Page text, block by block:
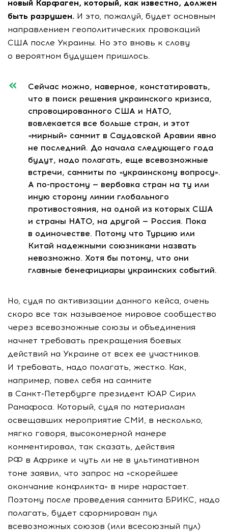
новый Карфаген, который, как известно, должен
быть разрушен. И это, пожалуй, будет основным
направлением геополитических провокаций
США после Украины. Но это вновь к слову
о вероятном будущем пришлось.
Сейчас можно, наверное, констатировать,
что в поиск решения украинского кризиса,
спровоцированного США и НАТО,
вовлекается все больше стран, и этот
«мирный» саммит в Саудовской Аравии явно
не последний. До начала следующего года
будут, надо полагать, еще всевозможные
встречи, саммиты по «украинскому вопросу».
А по-простому — вербовка стран на ту или
иную сторону линии глобального
противостояния, на одной из которых США
и страны НАТО, на другой — Россия. Пока
в одиночестве. Потому что Турцию или
Китай надежными союзниками назвать
невозможно. Хотя бы потому, что они
главные бенефициары украинских событий.
Но, судя по активизации данного кейса, очень
скоро все так называемое мировое сообщество
через всевозможные союзы и объединения
начнет требовать прекращения боевых
действий на Украине от всех ее участников.
И требовать, надо полагать, жестко. Как,
например, повел себя на саммите
в Санкт-Петербурге президент ЮАР Сирил
Рамафоса. Который, судя по материалам
освещавших мероприятие СМИ, в несколько,
мягко говоря, высокомерной манере
комментировал, так сказать, действия
РФ в Африке и чуть ли не в ультимативном
тоне заявил, что запрос на «скорейшее
окончание конфликта» в мире нарастает.
Поэтому после проведения саммита БРИКС, надо
полагать, будет сформирован пул
всевозможных союзов (или всесоюзный пул)